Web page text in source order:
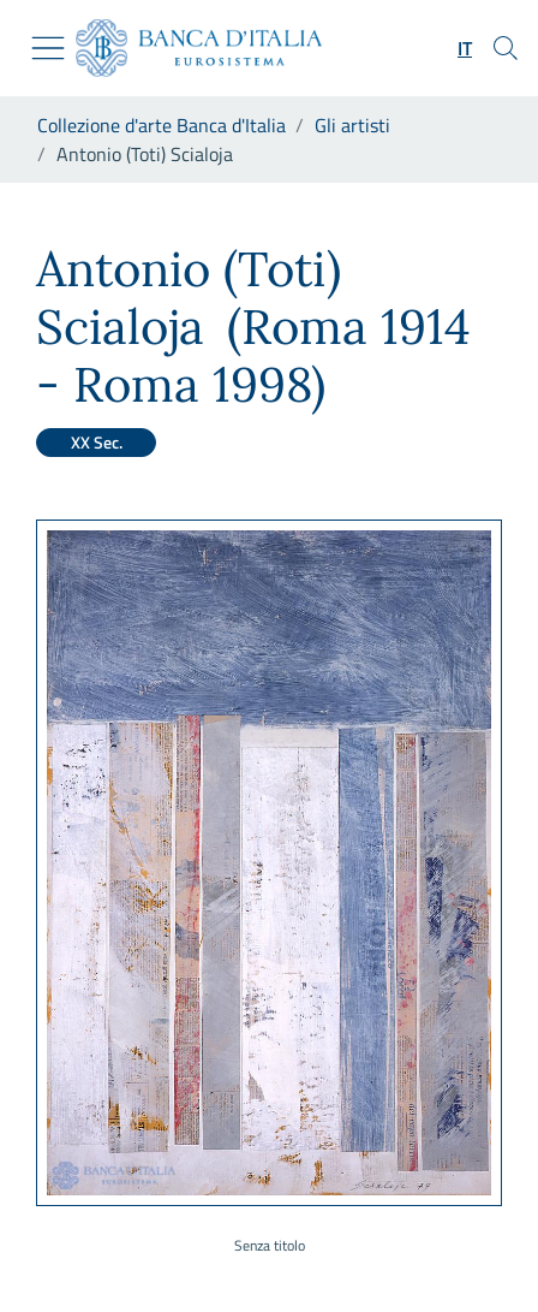
Skip to Main Content
Vai al sito istituzionale
Vai al menu di navigazione
Vai alla ricerca
Vai al footer
IT
Collezione d'arte Banca d'Italia
Gli artisti
Antonio (Toti) Scialoja
Antonio (Toti)
Scialoja (Roma 1914
- Roma 1998)
XX Sec.
Senza titolo